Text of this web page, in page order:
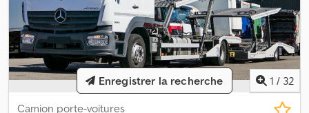
d’informations :
1 / 32
Camion porte-voitures
Enregistrer la recherche